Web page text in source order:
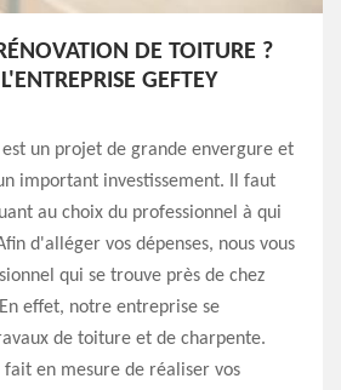
DE TOITURE ?
GEFTEY
un projet de grande envergure et
important investissement. Il faut
au choix du professionnel à qui
d'alléger vos dépenses, nous vous
qui se trouve près de chez
effet, notre entreprise se
de toiture et de charpente.
fait en mesure de réaliser vos